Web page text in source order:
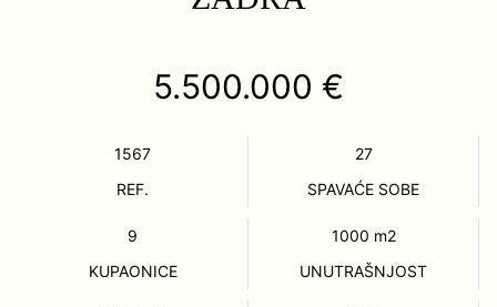
5.500.000 €
1567
REF.
27
SPAVAĆE SOBE
9
KUPAONICE
1000 m2
UNUTRAŠNJOST